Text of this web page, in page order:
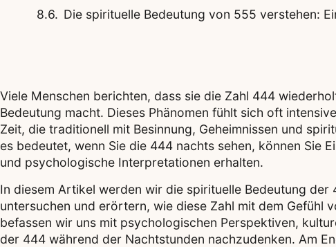
Die spirituelle Bedeutung von 555 verstehen:
Viele Menschen berichten, dass sie die Zahl 444
Bedeutung macht. Dieses Phänomen fühlt sich oft
Zeit, die traditionell mit Besinnung, Geheimnissen und
es bedeutet, wenn Sie die 444 nachts sehen, können Sie
und psychologische Interpretationen erhalten.
In diesem Artikel werden wir die spirituelle Bedeutung
untersuchen und erörtern, wie diese Zahl mit dem Gefühl
befassen wir uns mit psychologischen Perspektiven,
der 444 während der Nachtstunden nachzudenken. Am